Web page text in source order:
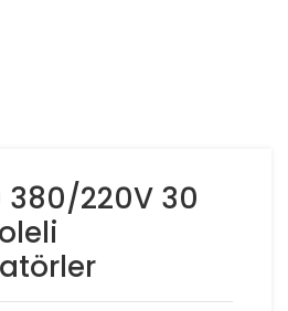
380/220V 30